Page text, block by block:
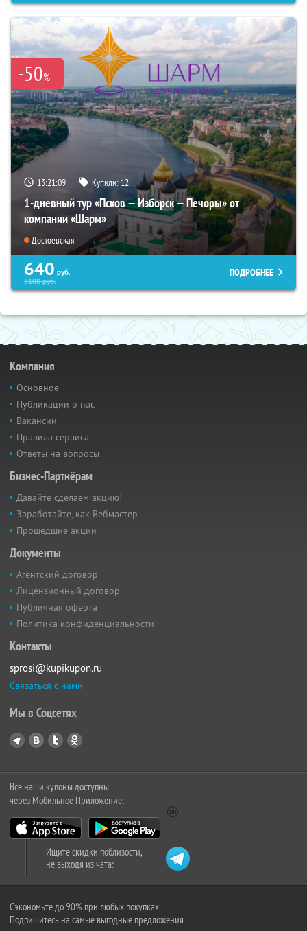
-50%
13:21:08 Купили:12
1-дневный тур «Псков — Изборск — Печоры» от
компании «Шарм»
Достоевская
640 руб.
5100руб.
ПОДРОБНЕЕ
Компания
Основное
Публикации о нас
Вакансии
Правила сервиса
Ответы на вопросы
Бизнес-Партнёрам
Давайте сделаем акцию!
Заработайте, как Вебмастер
Прошедшие акции
Документы
Агентский договор
Лицензионный договор
Публичная оферта
Политика конфиденциальности
Контакты
sprosi@kupikupon.ru
Связаться с нами
Мы в Соцсетях
Все наши купоны доступны
через Мобильное Приложение:
Ищите скидки поблизости,
не выходя из чата:
Сэкономьте до 90% при любых покупках
Подпишитесь на самые выгодные предложения